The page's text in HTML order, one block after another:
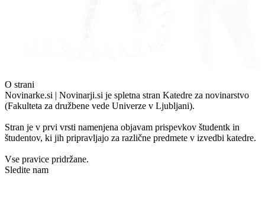
O strani
Novinarke.si | Novinarji.si je spletna stran Katedre za novinarstvo
(Fakulteta za družbene vede Univerze v Ljubljani).
Stran je v prvi vrsti namenjena objavam prispevkov študentk in
študentov, ki jih pripravljajo za različne predmete v izvedbi katedre.
Vse pravice pridržane.
Sledite nam